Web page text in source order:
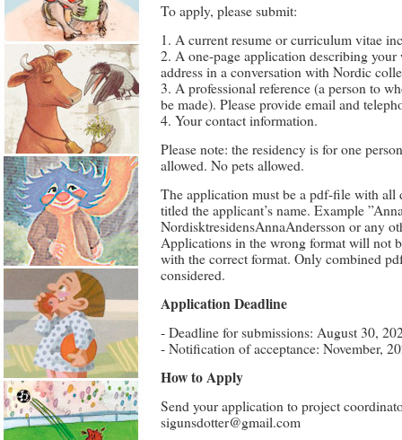
To apply, please submit:
1. A current resume or curriculum vitae
2. A one-page application describing
address in a conversation with Nordic
3. A professional reference (a person to
be made). Please provide email and
4. Your contact information.
Please note: the residency is for one
allowed. No pets allowed.
The application must be a pdf-file with all
titled the applicant’s name. Example
NordisktresidensAnnaAndersson or any
Applications in the wrong format will not
with the correct format. Only combined
considered.
Application Deadline
- Deadline for submissions: August 30,
- Notification of acceptance: November,
How to Apply
Send your application to project
sigunsdotter@gmail.com